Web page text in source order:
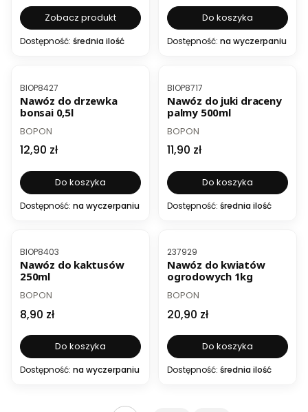
Zobacz produkt
Dostępność: średnia ilość
Do koszyka
Dostępność: na wyczerpaniu
Kod produktu
BIOP8427
Nawóz do drzewka
bonsai 0,5l
PRODUCENT
BOPON
Cena
12,90 zł
Do koszyka
Dostępność: na wyczerpaniu
Kod produktu
BIOP8717
Nawóz do juki draceny
palmy 500ml
PRODUCENT
BOPON
Cena
11,90 zł
Do koszyka
Dostępność: średnia ilość
Kod produktu
BIOP8403
Nawóz do kaktusów
250ml
PRODUCENT
BOPON
Cena
8,90 zł
Do koszyka
Dostępność: na wyczerpaniu
Kod produktu
237929
Nawóz do kwiatów
ogrodowych 1kg
PRODUCENT
BOPON
Cena
20,90 zł
Do koszyka
Dostępność: średnia ilość